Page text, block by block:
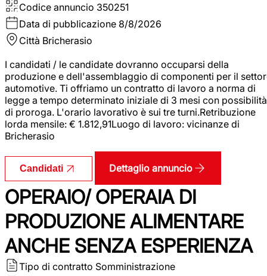
Codice annuncio 350251
Data di pubblicazione 8/8/2026
Città Bricherasio
I candidati / le candidate dovranno occuparsi della
produzione e dell'assemblaggio di componenti per il
automotive. Ti offriamo un contratto di lavoro a norma di
legge a tempo determinato iniziale di 3 mesi con possibilità
di proroga. L'orario lavorativo è sui tre turni.Retribuzione
lorda mensile: € 1.812,91Luogo di lavoro: vicinanze di
Bricherasio
Candidati Dettaglio annuncio
OPERAIO/ OPERAIA DI
PRODUZIONE ALIMENTARE
ANCHE SENZA ESPERIENZA
Tipo di contratto Somministrazione